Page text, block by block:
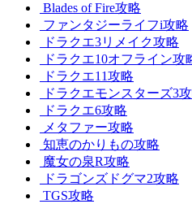
Blades of Fire攻略
ファンタジーライフi攻略
ドラクエ3リメイク攻略
ドラクエ10オフライン攻
ドラクエ11攻略
ドラクエモンスターズ3
ドラクエ6攻略
メタファー攻略
知恵のかりもの攻略
魔女の泉R攻略
ドラゴンズドグマ2攻略
TGS攻略